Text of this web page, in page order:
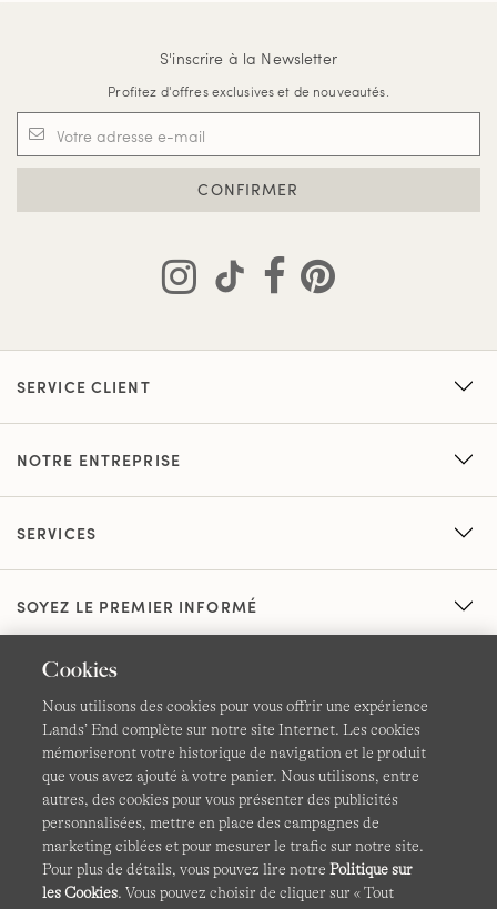
S'inscrire à la Newsletter
Profitez d'offres exclusives et de nouveautés.
CONFIRMER
SERVICE CLIENT
NOTRE ENTREPRISE
SERVICES
SOYEZ LE PREMIER INFORMÉ
CGV Confidentialité et sécurité
Cookies -Gérer mes paramètres Carte du site
Lands' End à l'international
Cookies
Nous utilisons des cookies pour vous offrir une expérience
Lands’ End complète sur notre site Internet. Les cookies
mémoriseront votre historique de navigation et le produit
que vous avez ajouté à votre panier. Nous utilisons, entre
autres, des cookies pour vous présenter des publicités
personnalisées, mettre en place des campagnes de
marketing ciblées et pour mesurer le trafic sur notre site.
Pour plus de détails, vous pouvez lire notrePolitique sur
les Cookies. Vous pouvez choisir de cliquer sur « Tout